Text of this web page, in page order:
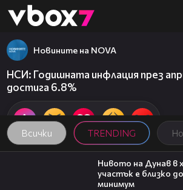
👾
Всички TRENDING
Новините на NOVA
НСИ: Годишната инфлация през
достига 6.8%
05:15
Нивото на Дунав в
участък е близко
минимум